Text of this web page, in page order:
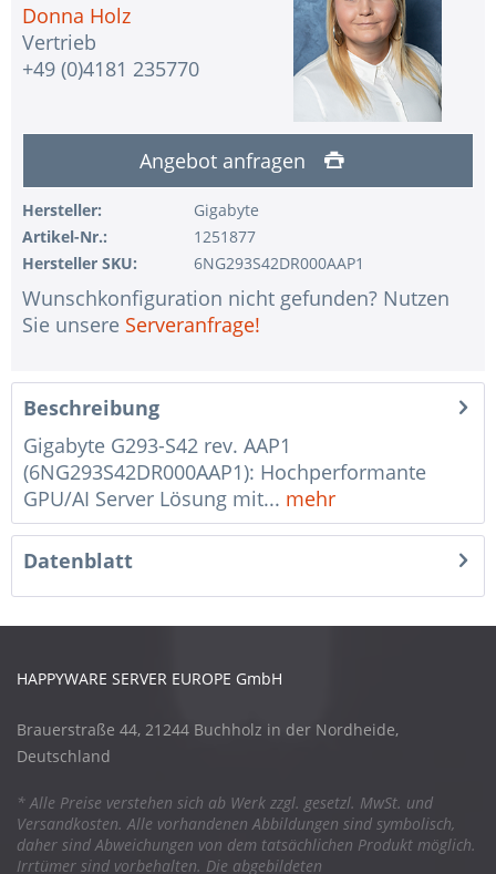
Donna Holz
Vertrieb
+49 (0)4181 235770
Angebot anfragen
Hersteller:
Gigabyte
Artikel-Nr.:
1251877
Hersteller SKU:
6NG293S42DR000AAP1
Wunschkonfiguration nicht gefunden? Nutzen
Sie unsere Serveranfrage!
Beschreibung
Gigabyte G293-S42 rev. AAP1
(6NG293S42DR000AAP1): Hochperformante
GPU/AI Server Lösung mit... mehr
Datenblatt
HAPPYWARE SERVER EUROPE GmbH
Brauerstraße 44, 21244 Buchholz in der Nordheide,
Deutschland
* Alle Preise verstehen sich ab Werk zzgl. gesetzl. MwSt. und
Versandkosten. Alle vorhandenen Abbildungen sind symbolisch,
daher sind Abweichungen von dem tatsächlichen Produkt möglich.
Irrtümer sind vorbehalten. Die abgebildeten